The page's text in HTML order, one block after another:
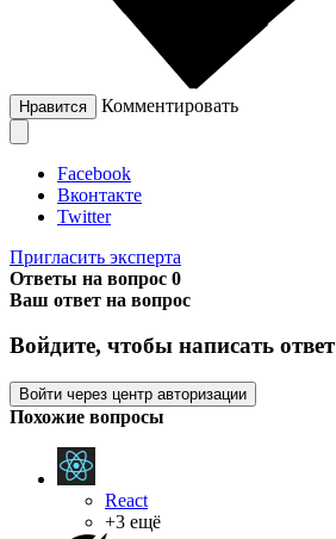
Нравится Комментировать
Facebook
Вконтакте
Twitter
Пригласить эксперта
Ответы на вопрос 0
Ваш ответ на вопрос
Войдите, чтобы написать ответ
Войти через центр авторизации
Похожие вопросы
React
+3 ещё